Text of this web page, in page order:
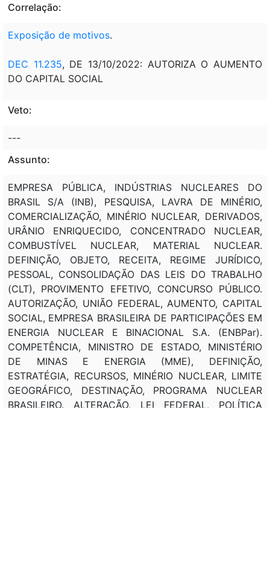
Correlação:
Exposição de motivos.
DEC 11.235, DE 13/10/2022: AUTORIZA O AUMENTO
DO CAPITAL SOCIAL
Veto:
---
Assunto:
EMPRESA PÚBLICA, INDÚSTRIAS NUCLEARES DO
BRASIL S/A (INB), PESQUISA, LAVRA DE MINÉRIO,
COMERCIALIZAÇÃO, MINÉRIO NUCLEAR, DERIVADOS,
URÂNIO ENRIQUECIDO, CONCENTRADO NUCLEAR,
COMBUSTÍVEL NUCLEAR, MATERIAL NUCLEAR.
DEFINIÇÃO, OBJETO, RECEITA, REGIME JURÍDICO,
PESSOAL, CONSOLIDAÇÃO DAS LEIS DO TRABALHO
(CLT), PROVIMENTO EFETIVO, CONCURSO PÚBLICO.
AUTORIZAÇÃO, UNIÃO FEDERAL, AUMENTO, CAPITAL
SOCIAL, EMPRESA BRASILEIRA DE PARTICIPAÇÕES EM
ENERGIA NUCLEAR E BINACIONAL S.A. (ENBPar).
COMPETÊNCIA, MINISTRO DE ESTADO, MINISTÉRIO
DE MINAS E ENERGIA (MME), DEFINIÇÃO,
ESTRATÉGIA, RECURSOS, MINÉRIO NUCLEAR, LIMITE
GEOGRÁFICO, DESTINAÇÃO, PROGRAMA NUCLEAR
BRASILEIRO. ALTERAÇÃO, LEI FEDERAL, POLÍTICA